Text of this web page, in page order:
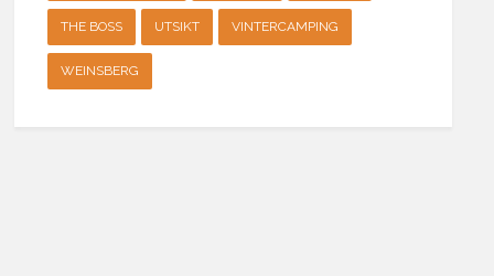
THE BOSS UTSIKT VINTERCAMPING
WEINSBERG